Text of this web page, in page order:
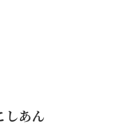
しあん